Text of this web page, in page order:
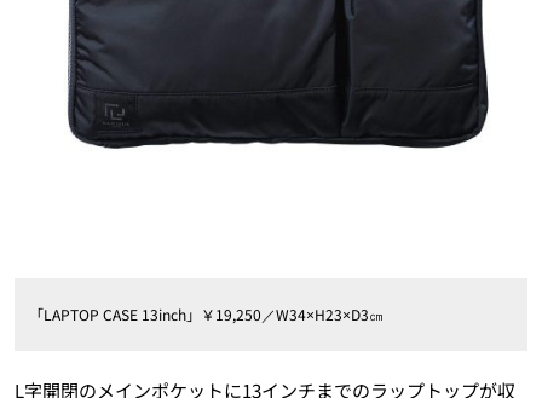
「LAPTOP CASE 13inch」￥19,250／W34×H23×D3㎝
L字開閉のメインポケットに13インチまでのラップトップが収